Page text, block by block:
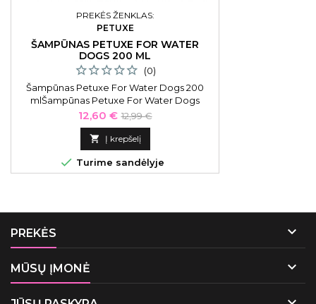
PREKĖS ŽENKLAS:
PETUXE
ŠAMPŪNAS PETUXE FOR WATER
DOGS 200 ML
(0)
Šampūnas Petuxe For Water Dogs 200
mlŠampūnas Petuxe For Water Dogs
tekstūros suteikiantis šampūnas šunims.
Specialiai sukurtas ypatingos priežiūros
reikalaujantiems garbanoto arba į dredus
linkusio formuotis kailio šunims:
Kaina
12,60 € Bazinė
kaina
12,99 €
 Į krepšelį
 Turime sandėlyje
PREKĖS 
MŪSŲ ĮMONĖ 